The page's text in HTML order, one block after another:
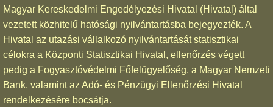
Magyar Kereskedelmi Engedélyezési Hivatal (Hivatal) által
vezetett közhitelű hatósági nyilvántartásba bejegyezték. A
Hivatal az utazási vállalkozó nyilvántartását statisztikai
célokra a Központi Statisztikai Hivatal, ellenőrzés végett
pedig a Fogyasztóvédelmi Főfelügyelőség, a Magyar Nemzeti
Bank, valamint az Adó- és Pénzügyi Ellenőrzési Hivatal
rendelkezésére bocsátja.